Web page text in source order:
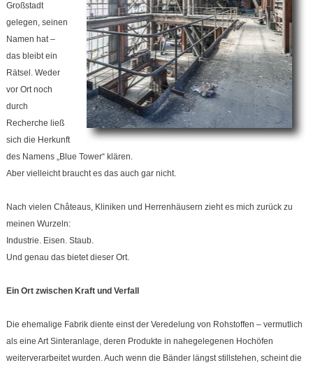
Großstadt
gelegen, seinen
Namen hat –
das bleibt ein
Rätsel. Weder
vor Ort noch
durch
Recherche ließ
sich die Herkunft
des Namens „Blue Tower“ klären.
Aber vielleicht braucht es das auch gar nicht.
Nach vielen Châteaus, Kliniken und Herrenhäusern zieht es mich zurück zu
meinen Wurzeln:
Industrie. Eisen. Staub.
Und genau das bietet dieser Ort.
Ein Ort zwischen Kraft und Verfall
Die ehemalige Fabrik diente einst der Veredelung von Rohstoffen – vermutlich
als eine Art Sinteranlage, deren Produkte in nahegelegenen Hochöfen
weiterverarbeitet wurden. Auch wenn die Bänder längst stillstehen, scheint die